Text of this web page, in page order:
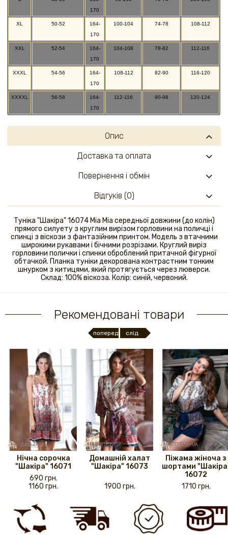
170
XL 50-52
164-
170
100-104 74-78 108-112
XXL 52-54
164-
170
104-108 78-82 112-116
XXXL 54-56
164-
170
108-112 82-90 116-120
XXXXL 56-58
164-
170
112-116 90-98 120-124
Опис
Туніка "Шакіра" 16074 Mia Mia середньої довжини (до колін)
прямого силуету з круглим вирізом горловини на поличці і
спинці з віскози з фантазійним принтом. Модель з втачними
широкими рукавами і бічними розрізами. Круглий виріз
горловини полички і спинки оброблений притачной фігурної
обтачкой. Планка туніки декорована контрастним тонким
шнурком з китицями, який протягується через люверси.
Склад: 100% віскоза. Колір: синій, червоний.
Доставка та оплата
Повернення і обмін
Відгуків (0)
Рекомендовані товари
поперед. слід.
Нічна сорочка
"Шакіра" 16071
690 грн.
1160 грн.
Домашній халат
"Шакіра" 16073
1900 грн.
Піжама жіноча з
шортами
16072
1710 грн.